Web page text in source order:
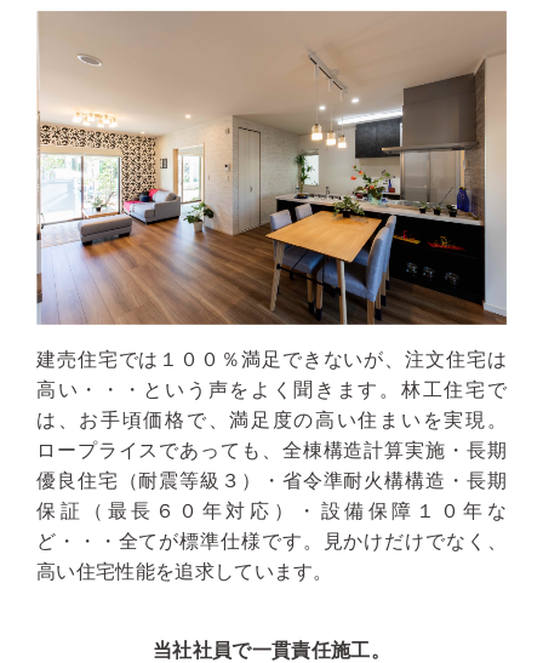
建売住宅では１００％満足できないが、注文住宅は
高い・・・という声をよく聞きます。林工住宅で
は、お手頃価格で、満足度の高い住まいを実現。
ロープライスであっても、全棟構造計算実施・長期
優良住宅（耐震等級３）・省令準耐火構構造・長期
保証（最長６０年対応）・設備保障１０年な
ど・・・全てが標準仕様です。見かけだけでなく、
高い住宅性能を追求しています。
当社社員で一貫責任施工。